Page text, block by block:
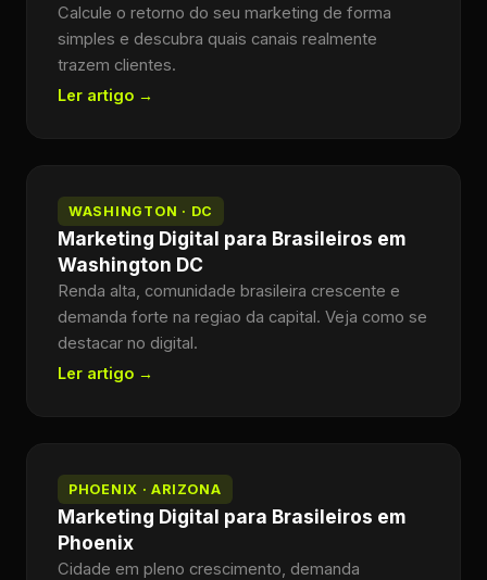
Calcule o retorno do seu marketing de forma
simples e descubra quais canais realmente
trazem clientes.
Ler artigo →
WASHINGTON · DC
Marketing Digital para Brasileiros em
Washington DC
Renda alta, comunidade brasileira crescente e
demanda forte na regiao da capital. Veja como se
destacar no digital.
Ler artigo →
PHOENIX · ARIZONA
Marketing Digital para Brasileiros em
Phoenix
Cidade em pleno crescimento, demanda